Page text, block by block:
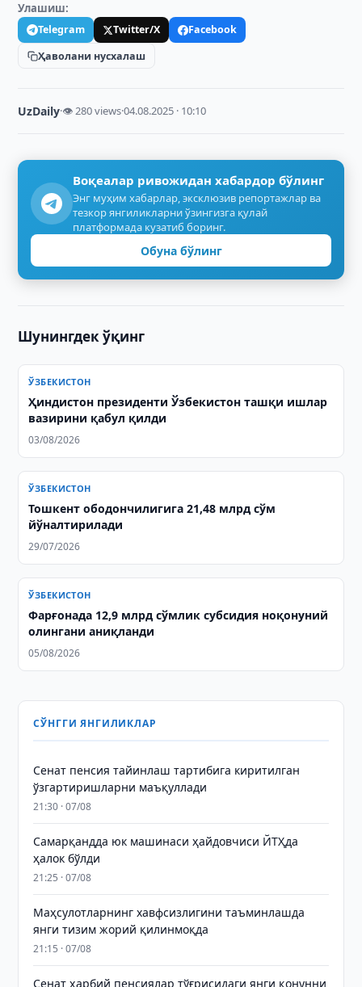
Улашиш:
Telegram Twitter/X
Facebook
Ҳаволани нусхалаш
UzDaily·👁 280 views·04.08.2025 · 10:10
Воқеалар ривожидан хабардор бўлинг
Энг муҳим хабарлар, эксклюзив репортажлар ва
тезкор янгиликларни ўзингизга қулай
платформада кузатиб боринг.
Обуна бўлинг
Шунингдек ўқинг
ЎЗБЕКИСТОН
Ҳиндистон президенти Ўзбекистон ташқи ишлар
вазирини қабул қилди
03/08/2026
ЎЗБЕКИСТОН
Тошкент ободончилигига 21,48 млрд сўм
йўналтирилади
29/07/2026
ЎЗБЕКИСТОН
Фарғонада 12,9 млрд сўмлик субсидия ноқонуний
олингани аниқланди
05/08/2026
СЎНГГИ ЯНГИЛИКЛАР
Сенат пенсия тайинлаш тартибига киритилган
ўзгартиришларни маъқуллади
21:30 · 07/08
Самарқандда юк машинаси ҳайдовчиси ЙТҲда
ҳалок бўлди
21:25 · 07/08
Маҳсулотларнинг хавфсизлигини таъминлашда
янги тизим жорий қилинмоқда
21:15 · 07/08
Сенат ҳарбий пенсиялар тўғрисидаги янги қонунни